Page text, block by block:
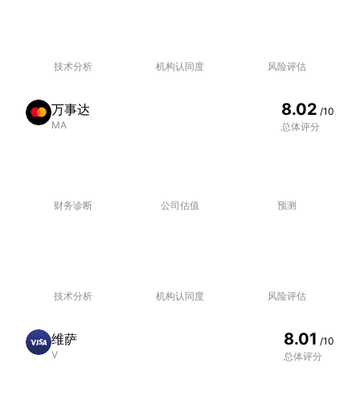
技术分析 机构认同度 风险评估
万事达
MA
8.02 /10
总体评分
财务诊断 公司估值 预测
技术分析 机构认同度 风险评估
维萨
V
8.01 /10
总体评分